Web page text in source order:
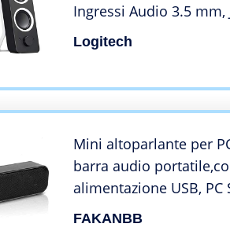
Ingressi Audio 3.5 mm,
Cuffie, Bassi Regolabili,
Volume, Presa EU/IT,
Logitech
Mini altoparlante per
barra audio
alimentazione USB, PC
Portatile per Computer
FAKANBB